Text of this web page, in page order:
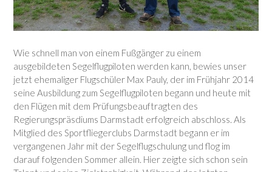
Wie schnell man von einem Fußgänger zu einem
ausgebildeten Segelflugpiloten werden kann, bewies unser
jetzt ehemaliger Flugschüler Max Pauly, der im Frühjahr 2014
seine Ausbildung zum Segelflugpiloten begann und heute mit
den Flügen mit dem Prüfungsbeauftragten des
Regierungspräsdiums Darmstadt erfolgreich abschloss. Als
Mitglied des Sportfliegerclubs Darmstadt begann er im
vergangenen Jahr mit der Segelflugschulung und flog im
darauf folgenden Sommer allein. Hier zeigte sich schon sein